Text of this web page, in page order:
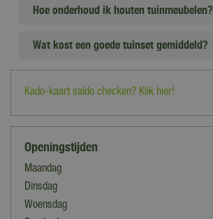
Hoe onderhoud ik houten tuinmeubelen?
Wat kost een goede tuinset gemiddeld?
Kado-kaart saldo checken? Klik hier!
Openingstijden
Maandag
Dinsdag
Woensdag